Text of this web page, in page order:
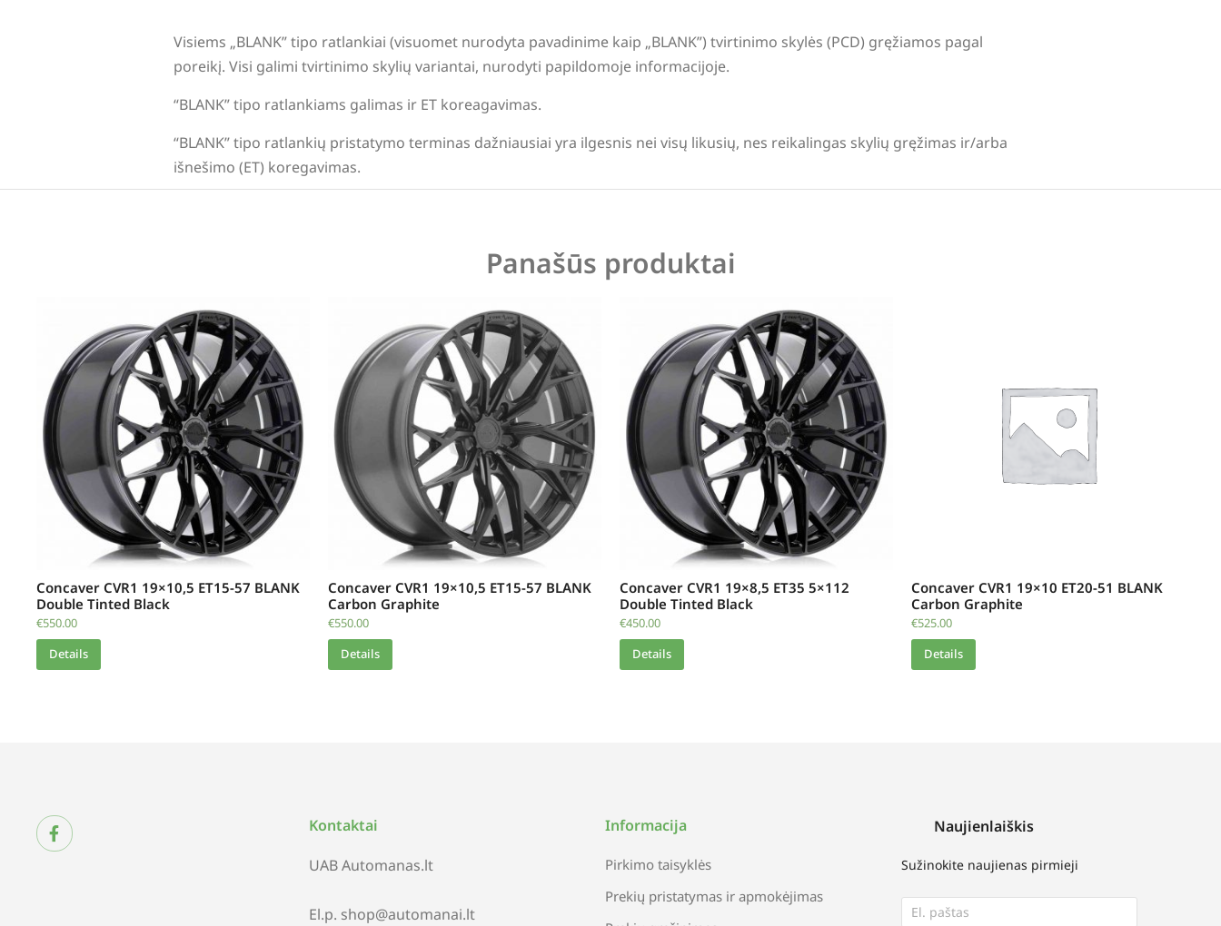
Visiems „BLANK” tipo ratlankiai (visuomet nurodyta pavadinime kaip „BLANK”) tvirtinimo skylės (PCD) gręžiamos pagal
poreikį. Visi galimi tvirtinimo skylių variantai, nurodyti papildomoje informacijoje.
“BLANK” tipo ratlankiams galimas ir ET koreagavimas.
“BLANK” tipo ratlankių pristatymo terminas dažniausiai yra ilgesnis nei visų likusių, nes reikalingas skylių gręžimas ir/arba
išnešimo (ET) koregavimas.
Panašūs produktai
Concaver CVR1 19×10,5 ET15-57 BLANK
Double Tinted Black
€550.00
Details
Concaver CVR1 19×10,5 ET15-57 BLANK
Carbon Graphite
€550.00
Details
Concaver CVR1 19×8,5 ET35 5×112
Double Tinted Black
€450.00
Details
Concaver CVR1 19×10 ET20-51 BLANK
Carbon Graphite
€525.00
Details
Kontaktai
UAB Automanas.lt
El.p. shop@automanai.lt
Informacija
Pirkimo taisyklės
Prekių pristatymas ir apmokėjimas
Naujienlaiškis
Sužinokite naujienas pirmieji